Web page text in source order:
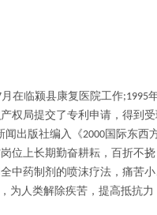
月在临颍县康复医院工作;1995
权局提交了专利申请，得到
闻出版社编入《2000 国际东西
位上长期勤奋耕耘，百折不
中药制剂的喷沫疗法，痛苦
为人类解除疾苦，提高抵抗